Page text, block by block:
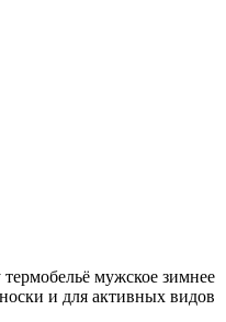
мужское зимнее
и для активных видов